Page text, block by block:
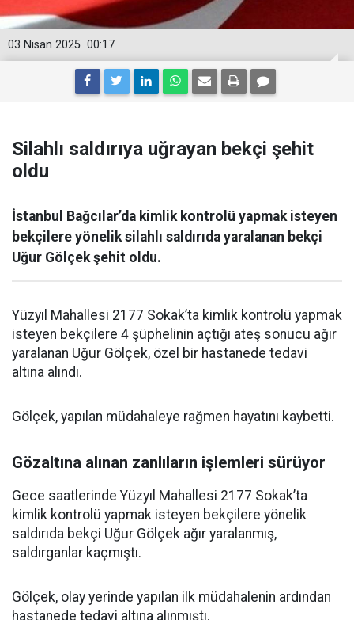
00:17
03 Nisan 2025
Silahlı saldırıya uğrayan bekçi şehit
oldu
İstanbul Bağcılar’da kimlik kontrolü yapmak isteyen
bekçilere yönelik silahlı saldırıda yaralanan bekçi
Uğur Gölçek şehit oldu.
Yüzyıl Mahallesi 2177 Sokak’ta kimlik kontrolü yapmak
isteyen bekçilere 4 şüphelinin açtığı ateş sonucu ağır
yaralanan Uğur Gölçek, özel bir hastanede tedavi
altına alındı.
Gölçek, yapılan müdahaleye rağmen hayatını kaybetti.
Gözaltına alınan zanlıların işlemleri sürüyor
Gece saatlerinde Yüzyıl Mahallesi 2177 Sokak’ta
kimlik kontrolü yapmak isteyen bekçilere yönelik
saldırıda bekçi Uğur Gölçek ağır yaralanmış,
saldırganlar kaçmıştı.
Gölçek, olay yerinde yapılan ilk müdahalenin ardından
hastanede tedavi altına alınmıştı.